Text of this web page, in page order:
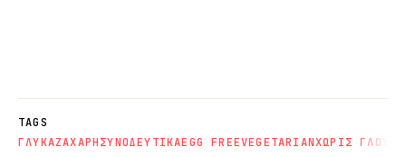
TAGS
ΓΛΥΚΑΖΑΧΑΡΗΣΥΝΟΔΕΥΤΙΚΑEGG FREEVEGETARIANΧΩΡΙΣ